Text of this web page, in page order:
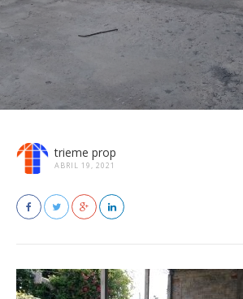
trieme prop
ABRIL 19, 2021